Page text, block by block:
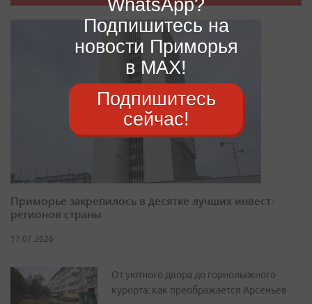
Приморье закрепилось в десятке лучших инвест-
регионов страны
17.07.2026
От уютного двора до горнолыжного
курорта: как преображается Арсеньев
WhatsApp?
Подпишитесь на
новости Приморья
в MAX!
Подпишитесь
сейчас!